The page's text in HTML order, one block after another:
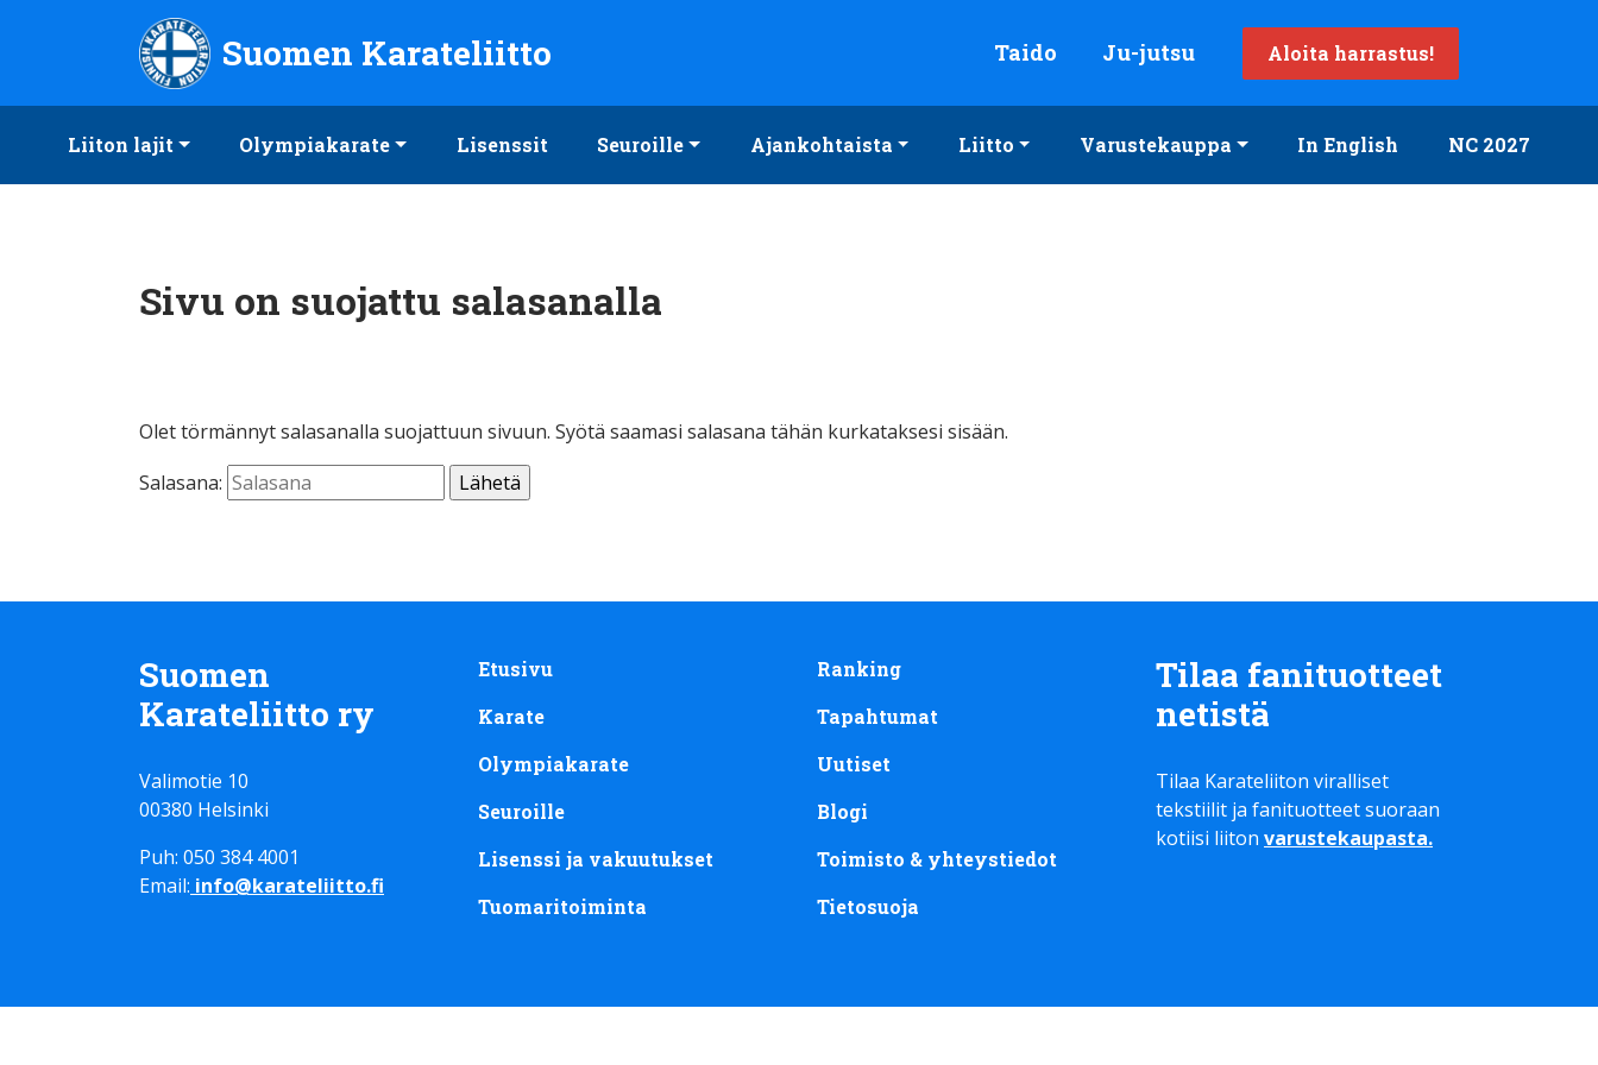
Suomen Karateliitto ry
Suomen Karateliitto Taido Ju-jutsu Aloita harrastus!
Liiton lajit Olympiakarate Lisenssit Seuroille Ajankohtaista Liitto Varustekauppa In English NC 2027
Sivu on suojattu salasanalla
Olet törmännyt salasanalla suojattuun sivuun. Syötä saamasi salasana tähän kurkataksesi sisään.
Salasana:
Suomen
Karateliitto ry
Valimotie 10
00380 Helsinki
Puh: 050 384 4001
Email: info@karateliitto.fi
Etusivu
Karate
Olympiakarate
Seuroille
Lisenssi ja vakuutukset
Tuomaritoiminta
Ranking
Tapahtumat
Uutiset
Blogi
Toimisto & yhteystiedot
Tietosuoja
Tilaa fanituotteet
netistä
Tilaa Karateliiton viralliset
tekstiilit ja fanituotteet suoraan
kotiisi liiton varustekaupasta.